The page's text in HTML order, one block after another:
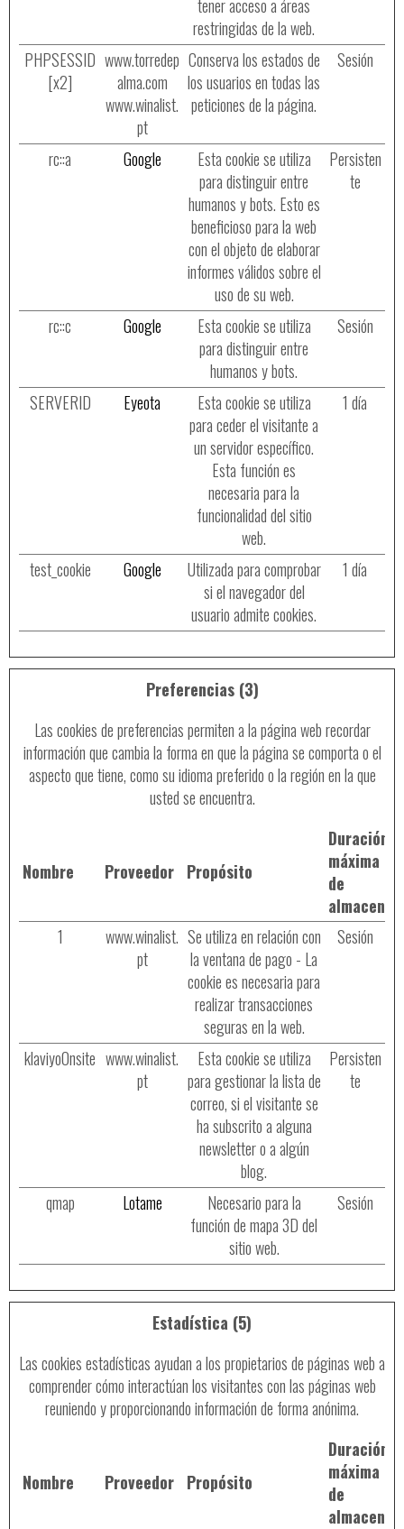
tener acceso a áreas
restringidas de la web.
PHPSESSID
[x2]
www.torredep
alma.com
www.winalist.
pt
Conserva los estados de
los usuarios en todas las
peticiones de la página.
Sesión
rc::a Google
Esta cookie se utiliza
para distinguir entre
humanos y bots. Esto es
beneficioso para la web
con el objeto de elaborar
informes válidos sobre el
uso de su web.
Persisten
te
rc::c Google
Esta cookie se utiliza
para distinguir entre
humanos y bots.
Sesión
SERVERID Eyeota
Esta cookie se utiliza
para ceder el visitante a
un servidor específico.
Esta función es
necesaria para la
funcionalidad del sitio
web.
1 día
test_cookie Google
Utilizada para comprobar
si el navegador del
usuario admite cookies.
1 día
Preferencias (3)
Las cookies de preferencias permiten a la página web recordar
información que cambia la forma en que la página se comporta o el
aspecto que tiene, como su idioma preferido o la región en la que
usted se encuentra.
Nombre Proveedor Propósito
Duración
máxima
de
1
www.winalist.
pt
Se utiliza en relación con
la ventana de pago - La
cookie es necesaria para
realizar transacciones
seguras en la web.
Sesión
klaviyoOnsite www.winalist.
pt
Esta cookie se utiliza
para gestionar la lista de
correo, si el visitante se
ha subscrito a alguna
newsletter o a algún
blog.
Persisten
te
qmap Lotame
Necesario para la
función de mapa 3D del
sitio web.
Sesión
Estadística (5)
Las cookies estadísticas ayudan a los propietarios de páginas web a
comprender cómo interactúan los visitantes con las páginas web
reuniendo y proporcionando información de forma anónima.
Nombre Proveedor Propósito
Duración
máxima
de